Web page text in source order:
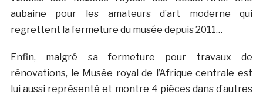
aubaine pour les amateurs d’art moderne qui
regrettent la fermeture du musée depuis 2011…
Enfin, malgré sa fermeture pour travaux de
rénovations, le Musée royal de l’Afrique centrale est
lui aussi représenté et montre 4 pièces dans d’autres